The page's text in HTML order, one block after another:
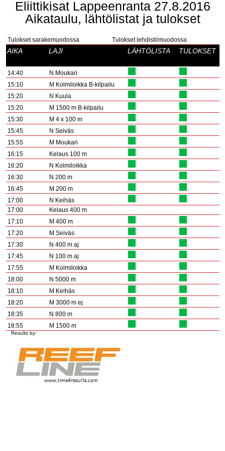
Eliittikisat Lappeenranta 27.8.2016
Aikataulu, lähtölistat ja tulokset
Tulokset sarakemuodossa Tulokset lehdistömuodossa
AIKA LAJI LÄHTÖLISTA TULOKSET
14:40
N Moukari
15:10
M Kolmiloikka B-kilpailu
15:20
N Kuula
15:20
M 1500 m B-kilpailu
15:30
M 4 x 100 m
15:45
N Seiväs
15:55
M Moukari
16:15
Kelaus 100 m
16:20
N Kolmiloikka
16:30
N 200 m
16:45
M 200 m
17:00
N Keihäs
17:00
Kelaus 400 m
17:10
M 400 m
17:20
M Seiväs
17:30
N 400 m aj
17:45
N 100 m aj
17:55
M Kolmiloikka
18:00
N 5000 m
18:10
M Keihäs
18:20
M 3000 m ej
18:35
N 800 m
18:55
M 1500 m
Results by: